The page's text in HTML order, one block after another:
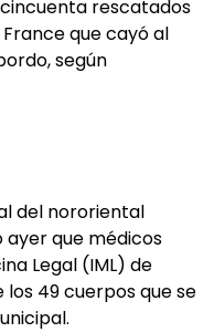
rescatados
que cayó al
según
del nororiental
que médicos
Legal (IML) de
49 cuerpos que se